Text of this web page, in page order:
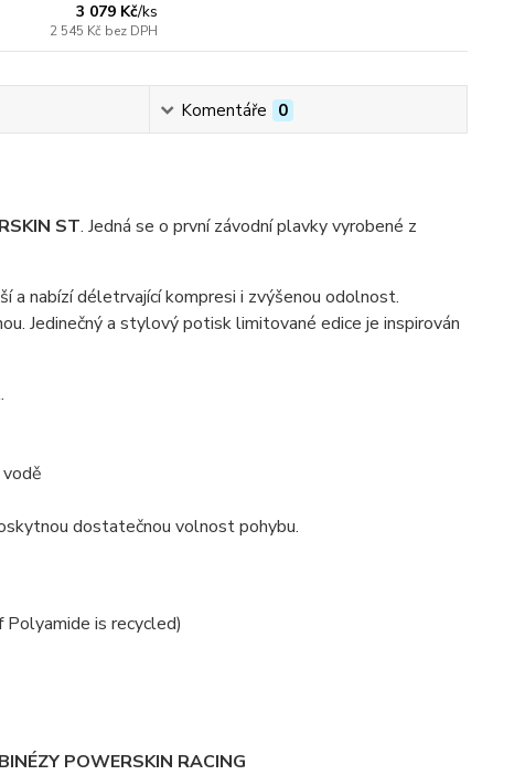
3 079 Kč/ks
2 545 Kč bez DPH
Komentáře 0
ST. Jedná se o první závodní plavky vyrobené z
a nabízí déletrvající kompresi i zvýšenou odolnost.
Jedinečný a stylový potisk limitované edice je inspirován
dostatečnou volnost pohybu.
is recycled)
POWERSKIN RACING